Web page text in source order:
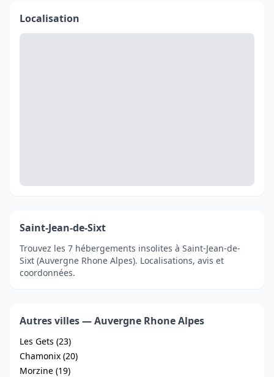
Localisation
Saint-Jean-de-Sixt
Trouvez les 7 hébergements insolites à Saint-Jean-de-
Sixt (Auvergne Rhone Alpes). Localisations, avis et
coordonnées.
Autres villes — Auvergne Rhone Alpes
Les Gets (23)
Chamonix (20)
Morzine (19)